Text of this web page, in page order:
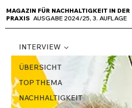
MAGAZIN FÜR NACHHALTIGKEIT IN DER
PRAXISAUSGABE 2024/25, 3. AUFLAGE
ÜBERSICHT
TOP THEMA
NACHHALTIGKEIT
INTERVIEW